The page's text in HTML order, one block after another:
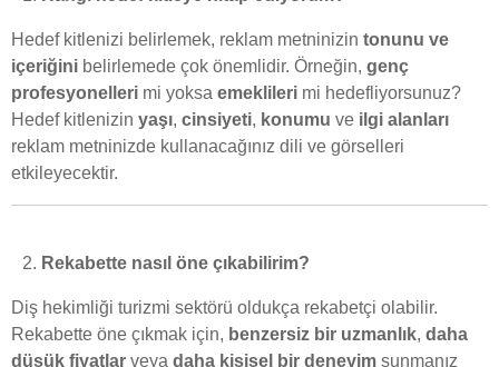
Hedef kitlenizi belirlemek, reklam metninizin tonunu ve
içeriğini belirlemede çok önemlidir. Örneğin, genç
profesyonelleri mi yoksa emeklileri mi hedefliyorsunuz?
Hedef kitlenizin yaşı, cinsiyeti, konumu ve ilgi alanları
reklam metninizde kullanacağınız dili ve görselleri
etkileyecektir.
Rekabette nasıl öne çıkabilirim?
Diş hekimliği turizmi sektörü oldukça rekabetçi olabilir.
Rekabette öne çıkmak için, benzersiz bir uzmanlık, daha
düşük fiyatlar veya daha kişisel bir deneyim sunmanız